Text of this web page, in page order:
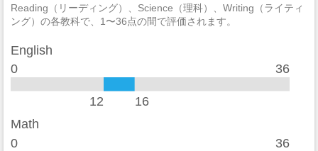
レイプ
セクハラ
法定強姦 0
Reading（リーディング）、Science（理科）、Writing（ライティ
ング）の各教科で、1〜36点の間で評価されます。
English
0
36
12 16
Math
0
36